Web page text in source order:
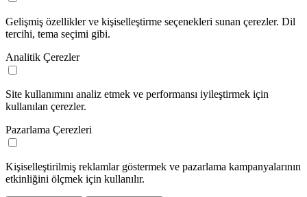
Gelişmiş özellikler ve kişiselleştirme seçenekleri sunan çerezler. Dil
tercihi, tema seçimi gibi.
Analitik Çerezler
Site kullanımını analiz etmek ve performansı iyileştirmek için
kullanılan çerezler.
Pazarlama Çerezleri
Kişiselleştirilmiş reklamlar göstermek ve pazarlama kampanyalarının
etkinliğini ölçmek için kullanılır.